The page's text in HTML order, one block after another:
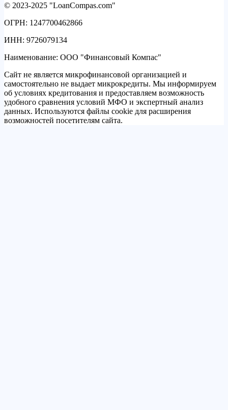
© 2023-2025 "LoanCompas.com"
ОГРН: 1247700462866
ИНН: 9726079134
Наименование: ООО "Финансовый Компас"
Сайт не является микрофинансовой организацией и
самостоятельно не выдает микрокредиты. Мы информируем
об условиях кредитования и предоставляем возможность
удобного сравнения условий МФО и экспертный анализ
данных. Используются файлы cookie для расширения
возможностей посетителям сайта.